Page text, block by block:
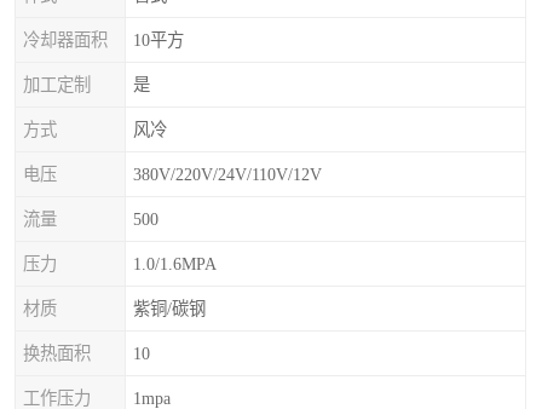
冷却器面积 10平方
加工定制 是
方式 风冷
电压 380V/220V/24V/110V/12V
流量 500
压力 1.0/1.6MPA
材质 紫铜/碳钢
换热面积 10
工作压力 1mpa